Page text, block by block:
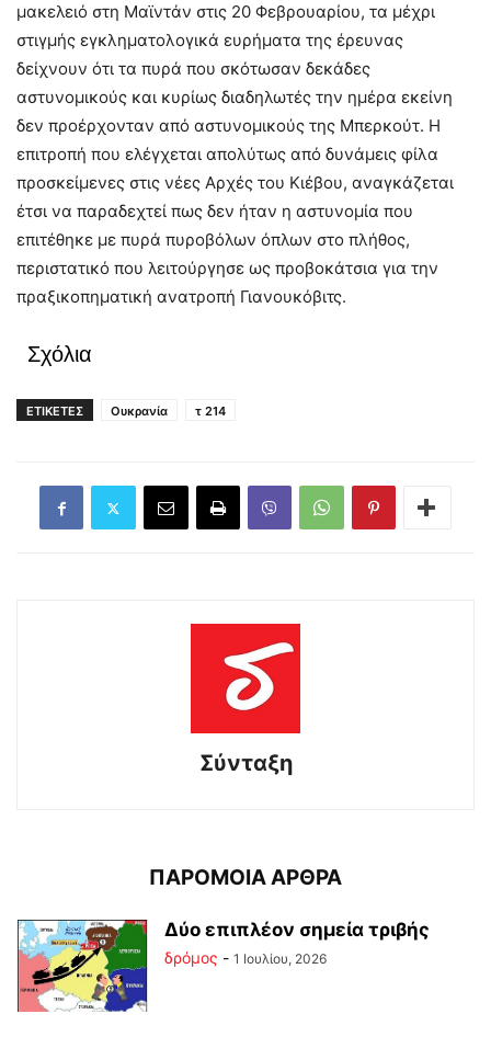
μακελειό στη Μαϊντάν στις 20 Φεβρουαρίου, τα μέχρι
στιγμής εγκληματολογικά ευρήματα της έρευνας
δείχνουν ότι τα πυρά που σκότωσαν δεκάδες
αστυνομικούς και κυρίως διαδηλωτές την ημέρα εκείνη
δεν προέρχονταν από αστυνομικούς της Μπερκούτ. Η
επιτροπή που ελέγχεται απολύτως από δυνάμεις φίλα
προσκείμενες στις νέες Αρχές του Κιέβου, αναγκάζεται
έτσι να παραδεχτεί πως δεν ήταν η αστυνομία που
επιτέθηκε με πυρά πυροβόλων όπλων στο πλήθος,
περιστατικό που λειτούργησε ως προβοκάτσια για την
πραξικοπηματική ανατροπή Γιανουκόβιτς.
Σχόλια
ΕΤΙΚΕΤΕΣ Ουκρανία τ 214
Σύνταξη
ΠΑΡΟΜΟΙΑ ΑΡΘΡΑ
Δύο επιπλέον σημεία τριβής
δρόμος - 1 Ιουλίου, 2026